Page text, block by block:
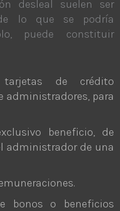
desleal suelen ser
lo que se podría
puede constituir
de crédito
administradores, para
beneficio, de
administrador de una
bonos o beneficios